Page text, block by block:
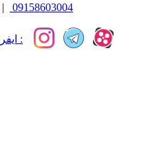
| 09158603004
ایفرش در شبکه های اجتماعی :